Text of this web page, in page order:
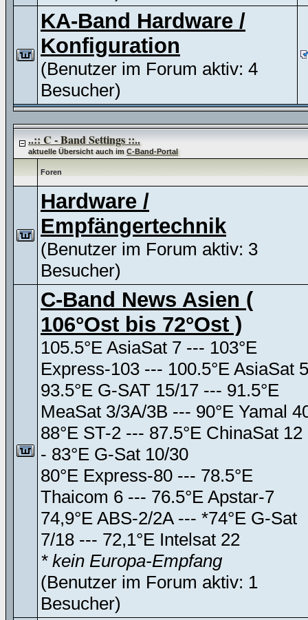
KA-Band Hardware /
Konfiguration
(Benutzer im Forum aktiv: 4
Besucher)
..:: C - Band Settings ::..
aktuelle Übersicht auch imC-Band-Portal
Foren
Hardware /
Empfängertechnik
(Benutzer im Forum aktiv: 3
Besucher)
C-Band News Asien (
106°Ost bis 72°Ost )
105.5°E AsiaSat 7 --- 103°E
Express-103 --- 100.5°E AsiaSat 5
93.5°E G-SAT 15/17 --- 91.5°E
MeaSat 3/3A/3B --- 90°E Yamal
88°E ST-2 --- 87.5°E ChinaSat 12
- 83°E G-Sat 10/30
80°E Express-80 --- 78.5°E
Thaicom 6 --- 76.5°E Apstar-7
74,9°E ABS-2/2A --- *74°E G-Sat
7/18 --- 72,1°E Intelsat 22
* kein Europa-Empfang
(Benutzer im Forum aktiv: 1
Besucher)